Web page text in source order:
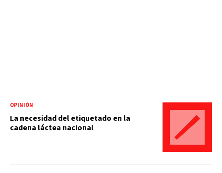
OPINIÓN
La necesidad del etiquetado en la
cadena láctea nacional